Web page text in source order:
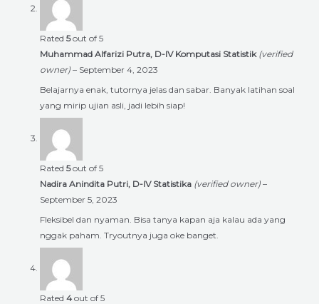
Rated 5out of 5
Muhammad Alfarizi Putra, D-IV Komputasi Statistik (verified
owner) – September 4, 2023
Belajarnya enak, tutornya jelas dan sabar. Banyak latihan soal
yang mirip ujian asli, jadi lebih siap!
Rated 5out of 5
Nadira Anindita Putri, D-IV Statistika (verified owner) –
September 5, 2023
Fleksibel dan nyaman. Bisa tanya kapan aja kalau ada yang
nggak paham. Tryoutnya juga oke banget.
Rated 4 out of 5